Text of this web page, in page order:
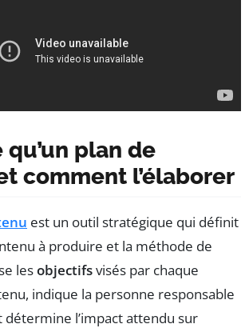
qu’un plan de
comment l’élaborer
est un outil stratégique qui définit
à produire et la méthode de
lesobjectifsvisés par chaque
indique la personne responsable
détermine l’impact attendu sur